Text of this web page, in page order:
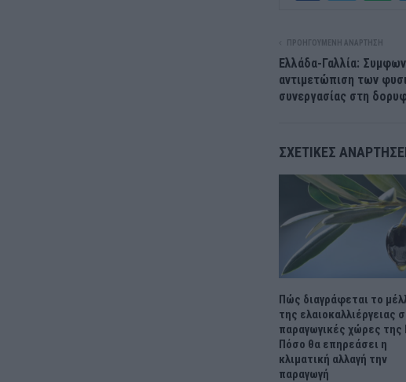
ΠΡΟΗΓΟΎΜΕΝΗ ΑΝΆΡΤΗΣΗ
Ελλάδα-Γαλλία:
αντιμετώπιση των
συνεργασίας στη
ΣΧΕΤΙΚΈΣ
Πώς διαγράφεται το
της ελαιοκαλλιέργειας
παραγωγικές χώρες της
Πόσο θα επηρεάσει η
κλιματική αλλαγή την
παραγωγή